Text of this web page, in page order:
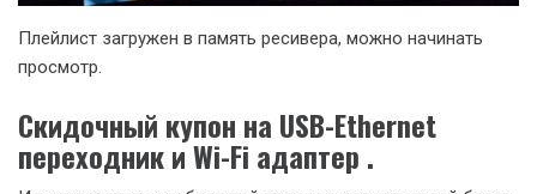
Плейлист загружен в память ресивера, можно начинать
просмотр.
Скидочный купон на USB-Ethernet
переходник и Wi-Fi адаптер .